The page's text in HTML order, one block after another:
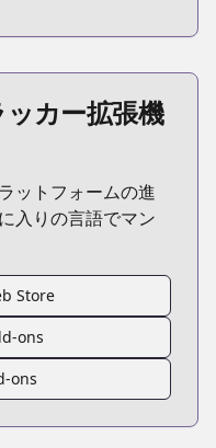
カー拡張機
ットフォームの進
入りの言語でマン
Store
ons
ons